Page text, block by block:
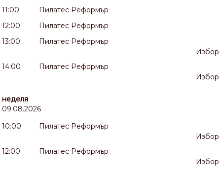
11:00
Пилатес Реформър
12:00
Пилатес Реформър
13:00
Пилатес Реформър
Избор
14:00
Пилатес Реформър
Избор
неделя
09.08.2026
10:00
Пилатес Реформър
Избор
12:00
Пилатес Реформър
Избор